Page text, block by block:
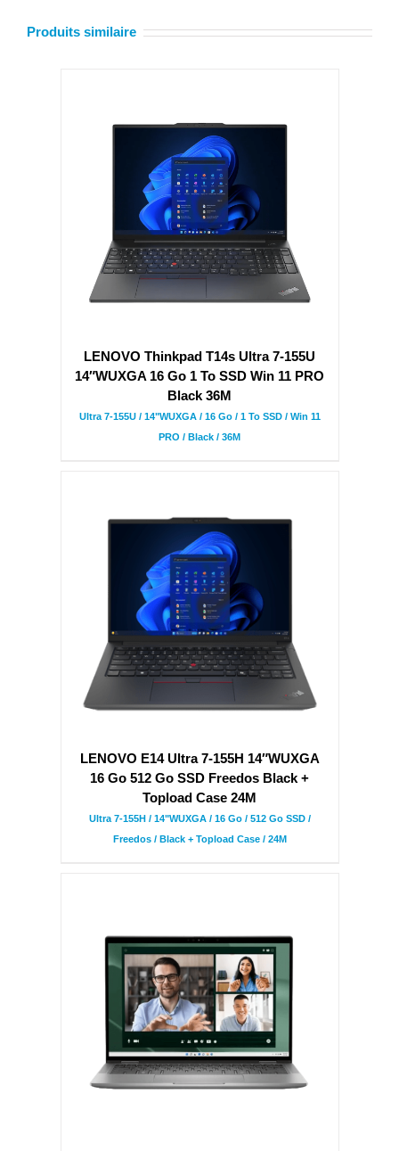
Produits similaire
LENOVO Thinkpad T14s Ultra 7-155U
14″WUXGA 16 Go 1 To SSD Win 11 PRO
Black 36M
Ultra 7-155U / 14"WUXGA / 16 Go / 1 To SSD / Win 11
PRO / Black / 36M
LENOVO E14 Ultra 7-155H 14″WUXGA
16 Go 512 Go SSD Freedos Black +
Topload Case 24M
Ultra 7-155H / 14"WUXGA / 16 Go / 512 Go SSD /
Freedos / Black + Topload Case / 24M